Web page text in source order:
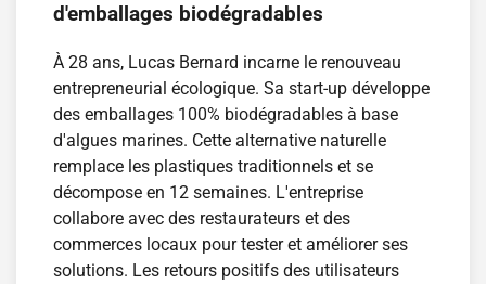
d'emballages biodégradables
À 28 ans, Lucas Bernard incarne le renouveau
entrepreneurial écologique. Sa start-up développe
des emballages 100% biodégradables à base
d'algues marines. Cette alternative naturelle
remplace les plastiques traditionnels et se
décompose en 12 semaines. L'entreprise
collabore avec des restaurateurs et des
commerces locaux pour tester et améliorer ses
solutions. Les retours positifs des utilisateurs